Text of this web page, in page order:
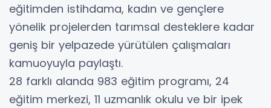
eğitimden istihdama, kadın ve gençlere
yönelik projelerden tarımsal desteklere kadar
geniş bir yelpazede yürütülen çalışmaları
kamuoyuyla paylaştı.
28 farklı alanda 983 eğitim programı, 24
eğitim merkezi, 11 uzmanlık okulu ve bir ipek